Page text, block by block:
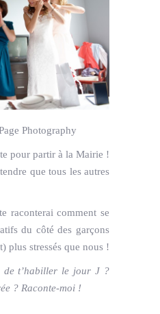
Photography
pour partir à la Mairie !
que tous les autres
raconterai comment se
du côté des garçons
plus stressés que nous !
t’habiller le jour J ?
? Raconte-moi !